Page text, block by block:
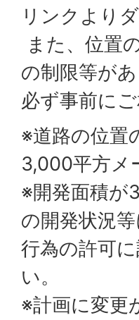
リンクより
また、位置
の制限等が
必ず事前に
※道路の位置
3,000平方メ
※開発面積が
の開発状況
行為の許可
い。
※計画に変更